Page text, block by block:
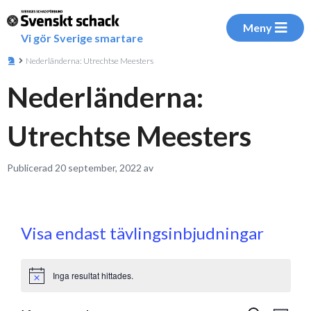
Vi gör Sverige smartare
Meny
Nederländerna: Utrechtse Meesters
Nederländerna:
Utrechtse Meesters
Publicerad 20 september, 2022 av
Visa endast tävlingsinbjudningar
Notice Inga resultat hittades.